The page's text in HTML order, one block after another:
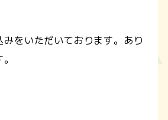
をいただいております。あり